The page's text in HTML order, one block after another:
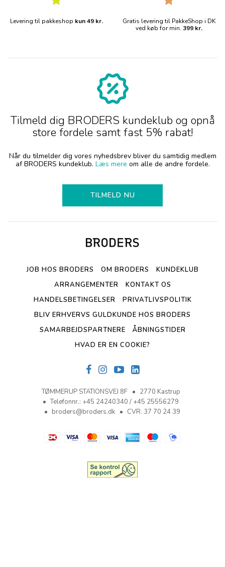
Levering til pakkeshop kun 49 kr.
Gratis levering til PakkeShop i DK
ved køb for min. 399 kr.
Tilmeld dig BRODERS kundeklub og opnå
store fordele samt fast 5% rabat!
Når du tilmelder dig vores nyhedsbrev bliver du samtidig medlem
af BRODERS kundeklub. Læs mere om alle de andre fordele.
TILMELD NU
JOB HOS BRODERS OM BRODERS
KUNDEKLUB
ARRANGEMENTER
KONTAKT OS
HANDELSBETINGELSER
PRIVATLIVSPOLITIK
BLIV ERHVERVS GULDKUNDE HOS BRODERS
SAMARBEJDSPARTNERE
ÅBNINGSTIDER
HVAD ER EN COOKIE?
TØMMERUP STATIONSVEJ 8F
2770 Kastrup
Telefonnr.: +45 24240340 / +45 25556279
broders@broders.dk
CVR. 37 70 24 39